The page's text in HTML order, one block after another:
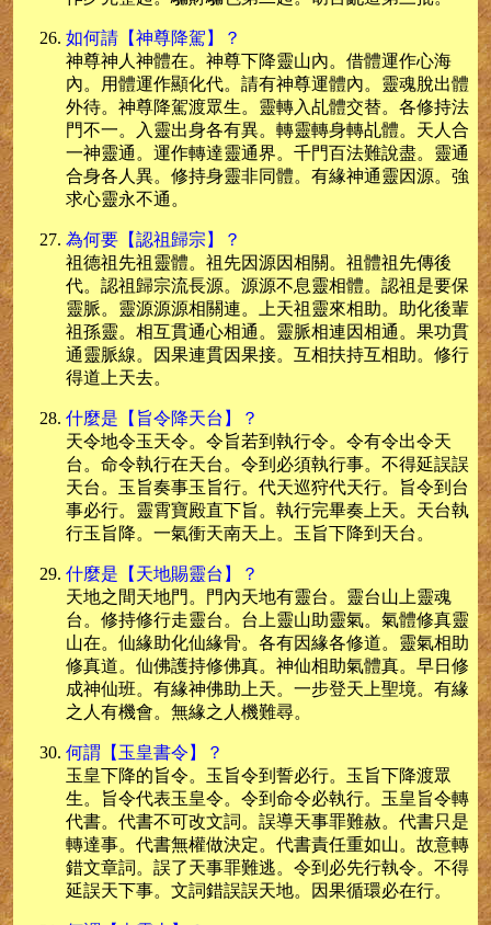
如何請【神尊降駕】？
神尊神人神體在。神尊下降靈山內。借體運作心海
內。用體運作顯化代。請有神尊運體內。靈魂脫出體
外待。神尊降駕渡眾生。靈轉入乩體交替。各修持法
門不一。入靈出身各有異。轉靈轉身轉乩體。天人合
一神靈通。運作轉達靈通界。千門百法難說盡。靈通
合身各人異。修持身靈非同體。有緣神通靈因源。強
求心靈永不通。
為何要【認祖歸宗】？
祖德祖先祖靈體。祖先因源因相關。祖體祖先傳後
代。認祖歸宗流長源。源源不息靈相體。認祖是要保
靈脈。靈源源源相關連。上天祖靈來相助。助化後輩
祖孫靈。相互貫通心相通。靈脈相連因相通。果功貫
通靈脈線。因果連貫因果接。互相扶持互相助。修行
得道上天去。
什麼是【旨令降天台】？
天令地令玉天令。令旨若到執行令。令有令出令天
台。命令執行在天台。令到必須執行事。不得延誤誤
天台。玉旨奏事玉旨行。代天巡狩代天行。旨令到台
事必行。靈霄寶殿直下旨。執行完畢奏上天。天台執
行玉旨降。一氣衝天南天上。玉旨下降到天台。
什麼是【天地賜靈台】？
天地之間天地門。門內天地有靈台。靈台山上靈魂
台。修持修行走靈台。台上靈山助靈氣。氣體修真靈
山在。仙緣助化仙緣骨。各有因緣各修道。靈氣相助
修真道。仙佛護持修佛真。神仙相助氣體真。早日修
成神仙班。有緣神佛助上天。一步登天上聖境。有緣
之人有機會。無緣之人機難尋。
何謂【玉皇書令】？
玉皇下降的旨令。玉旨令到誓必行。玉旨下降渡眾
生。旨令代表玉皇令。令到命令必執行。玉皇旨令轉
代書。代書不可改文詞。誤導天事罪難赦。代書只是
轉達事。代書無權做決定。代書責任重如山。故意轉
錯文章詞。誤了天事罪難逃。令到必先行執令。不得
延誤天下事。文詞錯誤誤天地。因果循環必在行。